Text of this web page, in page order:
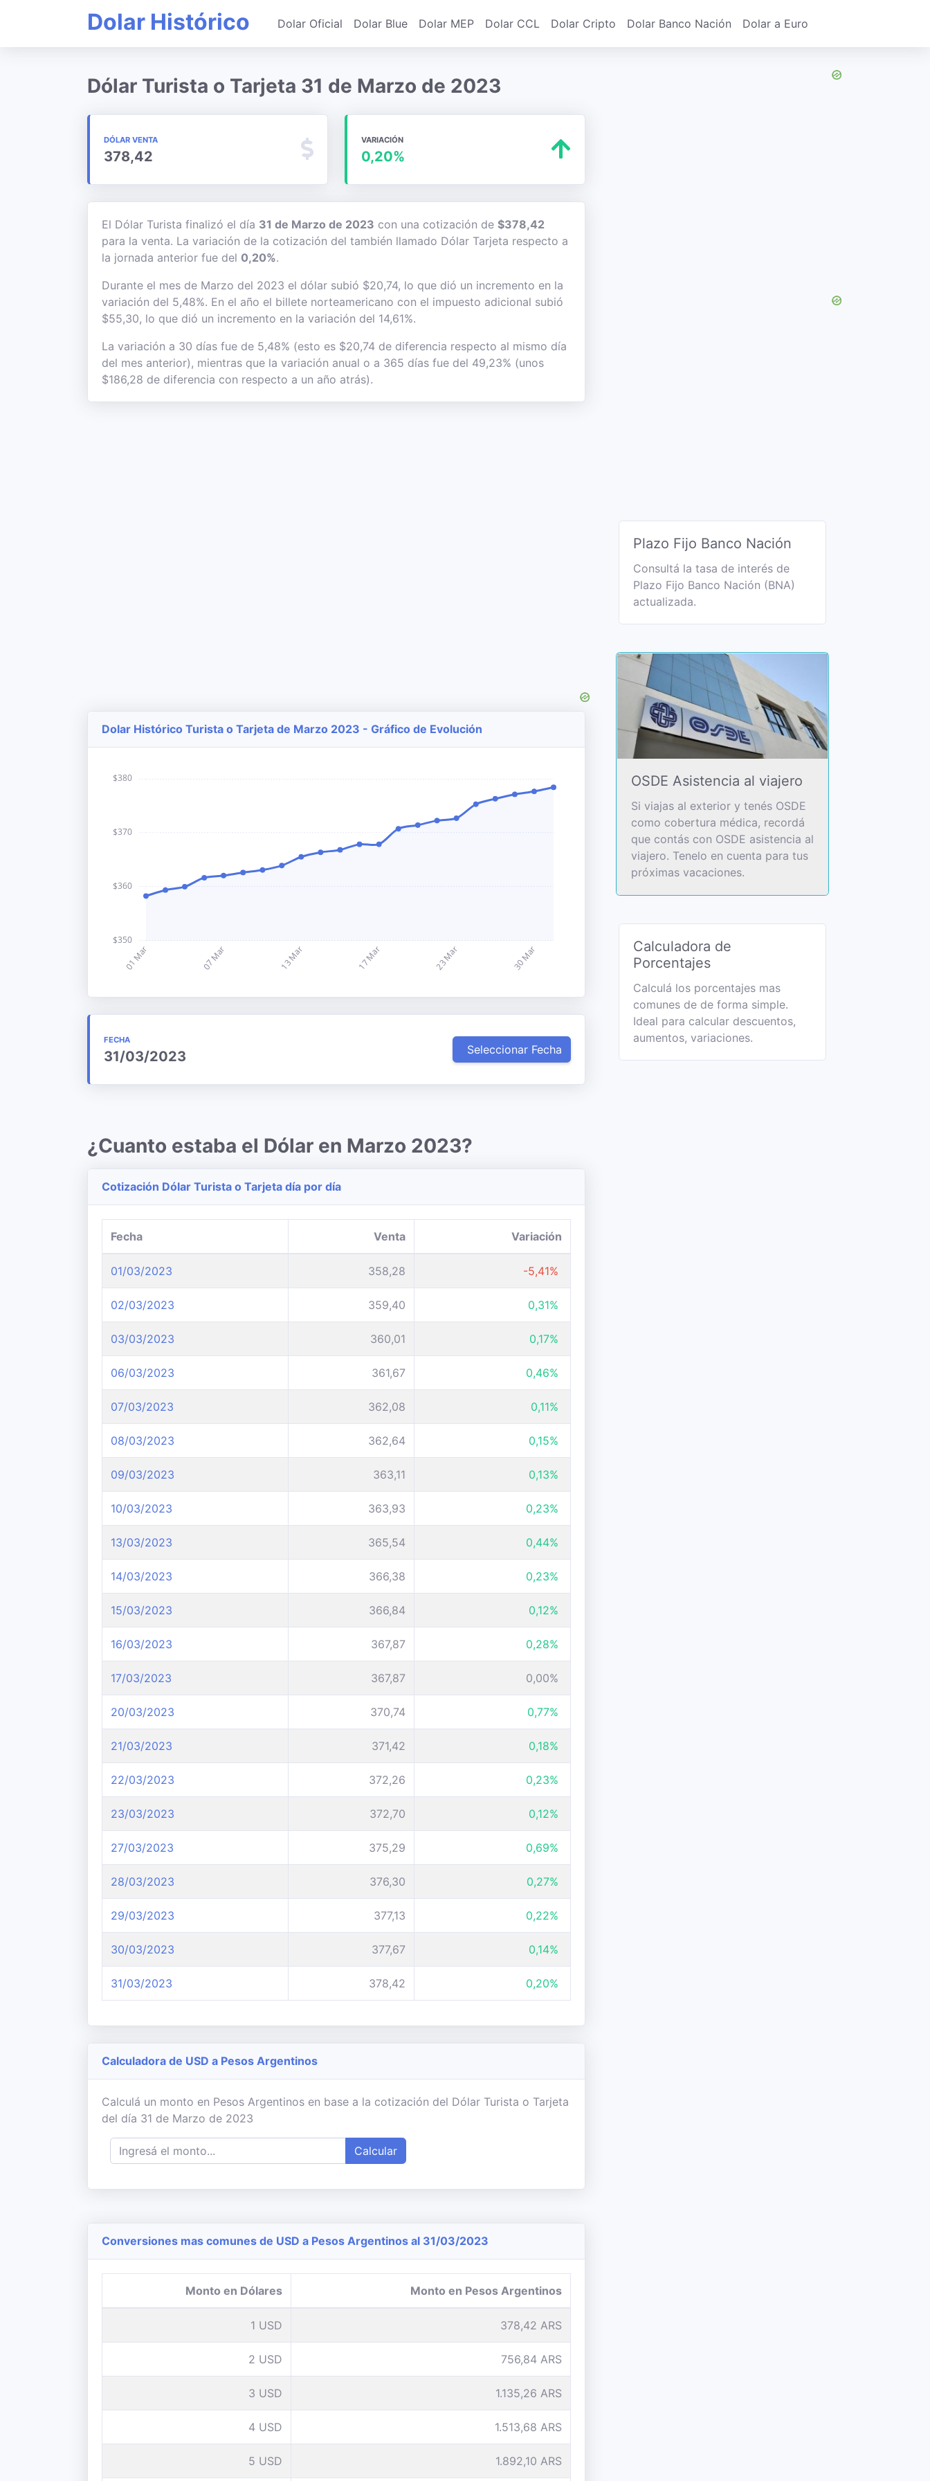
Dolar Histórico Dolar Oficial Dolar Blue Dolar MEP Dolar CCL Dolar Cripto Dolar Banco Nación Dolar a Euro
Dólar Turista o Tarjeta 31 de Marzo de 2023
DÓLAR VENTA
378,42
VARIACIÓN
0,20%
El Dólar Turista finalizó el día 31 de Marzo de 2023 con una cotización de $378,42
para la venta. La variación de la cotización del también llamado Dólar Tarjeta respecto a
la jornada anterior fue del 0,20%.
Durante el mes de Marzo del 2023 el dólar subió $20,74, lo que dió un incremento en la
variación del 5,48%. En el año el billete norteamericano con el impuesto adicional subió
$55,30, lo que dió un incremento en la variación del 14,61%.
La variación a 30 días fue de 5,48% (esto es $20,74 de diferencia respecto al mismo día
del mes anterior), mientras que la variación anual o a 365 días fue del 49,23% (unos
$186,28 de diferencia con respecto a un año atrás).
Dolar Histórico Turista o Tarjeta de Marzo 2023 - Gráfico de Evolución
FECHA
31/03/2023 Seleccionar Fecha
¿Cuanto estaba el Dólar en Marzo 2023?
Cotización Dólar Turista o Tarjeta día por día
Fecha Venta Variación
01/03/2023 358,28 -5,41%
02/03/2023 359,40 0,31%
03/03/2023 360,01 0,17%
06/03/2023 361,67 0,46%
07/03/2023 362,08 0,11%
08/03/2023 362,64 0,15%
09/03/2023 363,11 0,13%
10/03/2023 363,93 0,23%
13/03/2023 365,54 0,44%
14/03/2023 366,38 0,23%
15/03/2023 366,84 0,12%
16/03/2023 367,87 0,28%
17/03/2023 367,87 0,00%
20/03/2023 370,74 0,77%
21/03/2023 371,42 0,18%
22/03/2023 372,26 0,23%
23/03/2023 372,70 0,12%
27/03/2023 375,29 0,69%
28/03/2023 376,30 0,27%
29/03/2023 377,13 0,22%
30/03/2023 377,67 0,14%
31/03/2023 378,42 0,20%
Calculadora de USD a Pesos Argentinos
Calculá un monto en Pesos Argentinos en base a la cotización del Dólar Turista o Tarjeta
del día 31 de Marzo de 2023
Calcular
Conversiones mas comunes de USD a Pesos Argentinos al 31/03/2023
Monto en Dólares Monto en Pesos Argentinos
1 USD 378,42 ARS
2 USD 756,84 ARS
3 USD 1.135,26 ARS
4 USD 1.513,68 ARS
5 USD 1.892,10 ARS
Plazo Fijo Banco Nación
Consultá la tasa de interés de
Plazo Fijo Banco Nación (BNA)
actualizada.
OSDE Asistencia al viajero
Si viajas al exterior y tenés OSDE
como cobertura médica, recordá
que contás con OSDE asistencia al
viajero. Tenelo en cuenta para tus
próximas vacaciones.
Calculadora de
Porcentajes
Calculá los porcentajes mas
comunes de de forma simple.
Ideal para calcular descuentos,
aumentos, variaciones.